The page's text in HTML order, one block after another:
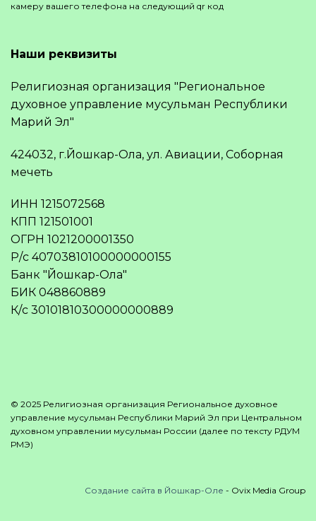
камеру вашего телефона на следующий qr код
Наши реквизиты
Религиозная организация "Региональное
духовное управление мусульман Республики
Марий Эл"
424032, г.Йошкар-Ола, ул. Авиации, Соборная
мечеть
ИНН 1215072568
КПП 121501001
ОГРН 1021200001350
Р/с 40703810100000000155
Банк "Йошкар-Ола"
БИК 048860889
К/с 30101810300000000889
© 2025 Религиозная организация Региональное духовное
управление мусульман Республики Марий Эл при Центральном
духовном управлении мусульман России (далее по тексту РДУМ
РМЭ)
Создание сайта в Йошкар-Оле - Ovix Media Group